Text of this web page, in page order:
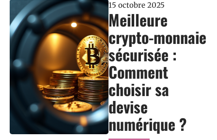
15 octobre 2025
Meilleure
crypto-monnaie
sécurisée :
Comment
choisir sa
devise
numérique ?